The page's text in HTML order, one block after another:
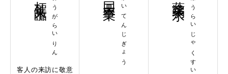
おうがらいりん
客人の来訪に敬意
かいてんじぎょう ほうらいじゃくすい